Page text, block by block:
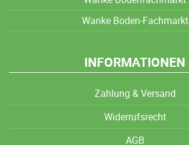
Wanke Boden-Fachmarkt
INFORMATIONEN
Zahlung & Versand
Widerrufsrecht
AGB